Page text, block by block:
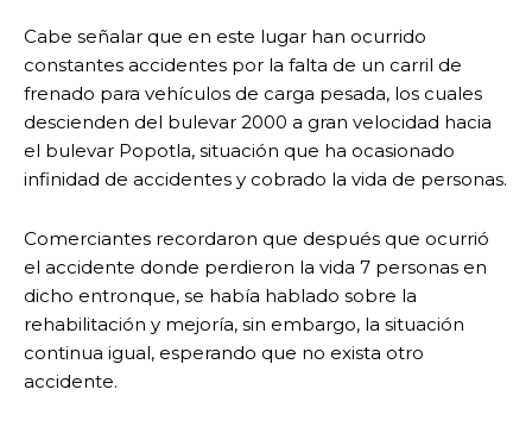
Cabe señalar que en este lugar han ocurrido
constantes accidentes por la falta de un carril de
frenado para vehículos de carga pesada, los cuales
descienden del bulevar 2000 a gran velocidad hacia
el bulevar Popotla, situación que ha ocasionado
infinidad de accidentes y cobrado la vida de personas.
Comerciantes recordaron que después que ocurrió
el accidente donde perdieron la vida 7 personas en
dicho entronque, se había hablado sobre la
rehabilitación y mejoría, sin embargo, la situación
continua igual, esperando que no exista otro
accidente.